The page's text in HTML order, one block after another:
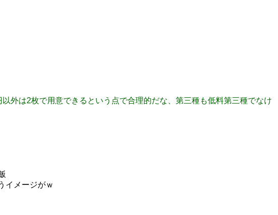
外は2枚で用意できるという点で合理的だな、第三種も低料第三種でなけ
イメージがｗ